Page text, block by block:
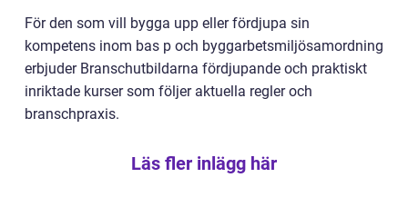
För den som vill bygga upp eller fördjupa sin
kompetens inom bas p och byggarbetsmiljösamordning
erbjuder Branschutbildarna fördjupande och praktiskt
inriktade kurser som följer aktuella regler och
branschpraxis.
Läs fler inlägg här